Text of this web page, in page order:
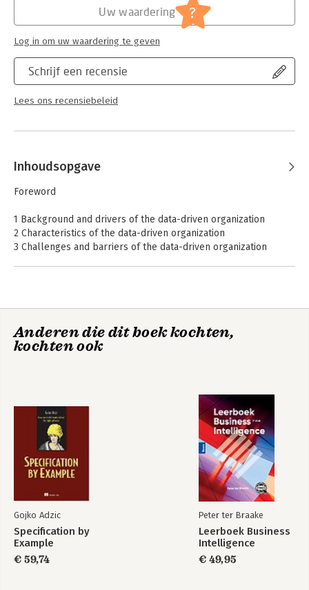
management
Serie:
Business Guides on the Go
Schrijf een recensie
Lees ons recensiebeleid
Uw waardering ?
Log in om uw waardering te geven
Inhoudsopgave
Foreword
1 Background and drivers of the data-driven organization
2 Characteristics of the data-driven organization
3 Challenges and barriers of the data-driven organization
Anderen die dit boek kochten,
kochten ook
Gojko Adzic
Specification by
Example
€ 59,74
Peter ter Braake
Leerboek Business
Intelligence
€ 49,95